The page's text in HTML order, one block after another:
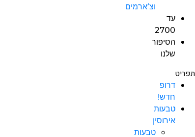
וצ’ארמים
עד
2700
הסיפור
שלנו
תפריט
דרופ
חדש!
טבעות
אירוסין
טבעות